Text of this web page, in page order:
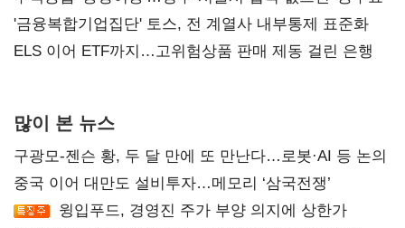
'금융복합기업집단' 토스, 전 계열사 내부통제 표준화
ELS 이어 ETF까지…고위험상품 판매 제동 걸린 은행
많이 본 뉴스
구광모-젠슨 황, 두 달 만에 또 만난다…로봇·AI 등 논의
중국 이어 대만도 설비투자…메모리 ‘삼국전쟁’
윙입푸드, 경영진 주가 부양 의지에 상한가